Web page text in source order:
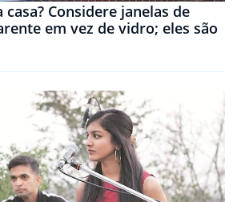
Considere janelas de
em vez de vidro; eles são